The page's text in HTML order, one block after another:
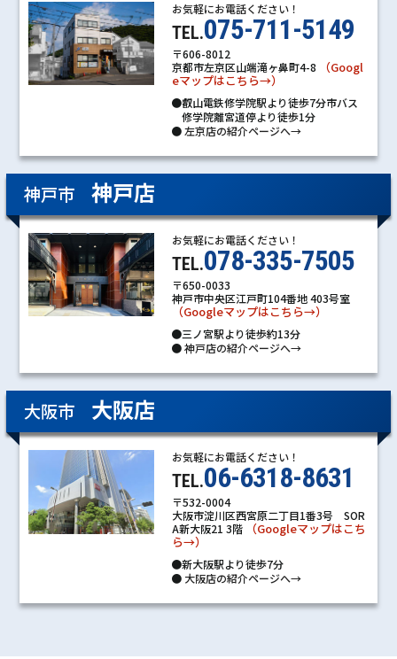
お気軽にお電話ください！
TEL.075-711-5149
〒606-8012
京都市左京区山端滝ヶ鼻町4-8
（Googl
eマップはこちら→）
●叡山電鉄修学院駅より徒歩7分市バス
修学院離宮道停より徒歩1分
●左京店の紹介ページへ→
神戸市 神戸店
お気軽にお電話ください！
TEL.078-335-7505
〒650-0033
神戸市中央区江戸町104番地 403号室
（Googleマップはこちら→）
●三ノ宮駅より徒歩約13分
●神戸店の紹介ページへ→
大阪市 大阪店
お気軽にお電話ください！
TEL.06-6318-8631
〒532-0004
大阪市淀川区西宮原二丁目1番3号 SOR
A新大阪21 3階
（Googleマップはこち
ら→）
●新大阪駅より徒歩7分
●大阪店の紹介ページへ→